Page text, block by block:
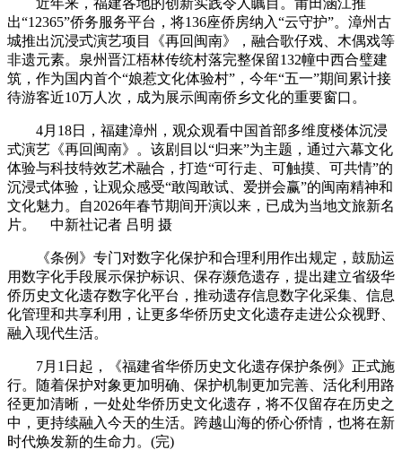
出“12365”侨务服务平台，将136座侨房纳入“云守护”。漳州古
城推出沉浸式演艺项目《再回闽南》，融合歌仔戏、木偶戏等
非遗元素。泉州晋江梧林传统村落完整保留132幢中西合璧建
筑，作为国内首个“娘惹文化体验村”，今年“五一”期间累计接
待游客近10万人次，成为展示闽南侨乡文化的重要窗口。
4月18日，福建漳州，观众观看中国首部多维度楼体沉浸
式演艺《再回闽南》。该剧目以“归来”为主题，通过六幕文化
体验与科技特效艺术融合，打造“可行走、可触摸、可共情”的
沉浸式体验，让观众感受“敢闯敢试、爱拼会赢”的闽南精神和
文化魅力。自2026年春节期间开演以来，已成为当地文旅新名
片。 中新社记者 吕明 摄
《条例》专门对数字化保护和合理利用作出规定，鼓励运
用数字化手段展示保护标识、保存濒危遗存，提出建立省级华
侨历史文化遗存数字化平台，推动遗存信息数字化采集、信息
化管理和共享利用，让更多华侨历史文化遗存走进公众视野、
融入现代生活。
7月1日起，《福建省华侨历史文化遗存保护条例》正式施
行。随着保护对象更加明确、保护机制更加完善、活化利用路
径更加清晰，一处处华侨历史文化遗存，将不仅留存在历史之
中，更持续融入今天的生活。跨越山海的侨心侨情，也将在新
时代焕发新的生命力。(完)